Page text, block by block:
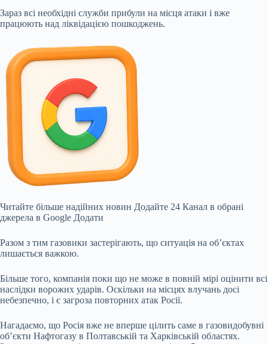
Зараз всі необхідні служби прибули на місця атаки і вже
працюють над ліквідацією пошкоджень.
Читайте більше надійних новин Додайте 24 Канал в обрані
джерела в Google Додати
Разом з тим газовики застерігають, що ситуація на об’єктах
лишається важкою.
Більше того, компанія поки що не може в повній мірі оцінити всі
наслідки ворожих ударів. Оскільки на місцях влучань досі
небезпечно, і є загроза повторних атак Росії.
Нагадаємо, що Росія вже не вперше цілить саме в газовидобувні
об’єкти Нафтогазу в Полтавській та Харківській областях.